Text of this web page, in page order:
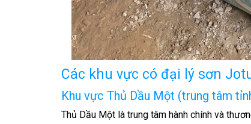
Các khu vực có đại lý sơn
Khu vực Thủ Dầu Một (trung tâm
Thủ Dầu Một là trung tâm hành chính và